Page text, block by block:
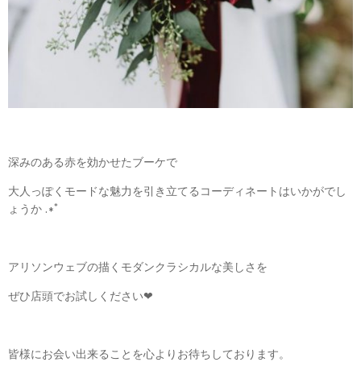
深みのある赤を効かせたブーケで
大人っぽくモードな魅力を引き立てるコーディネートはいかがでし
ょうか .*˚
アリソンウェブの描くモダンクラシカルな美しさを
ぜひ店頭でお試しください❤︎
皆様にお会い出来ることを心よりお待ちしております。